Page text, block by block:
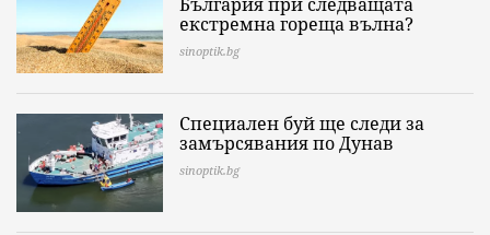
екстремна гореща вълна?
sinoptik.bg
Специален буй ще следи за
замърсявания по Дунав
sinoptik.bg